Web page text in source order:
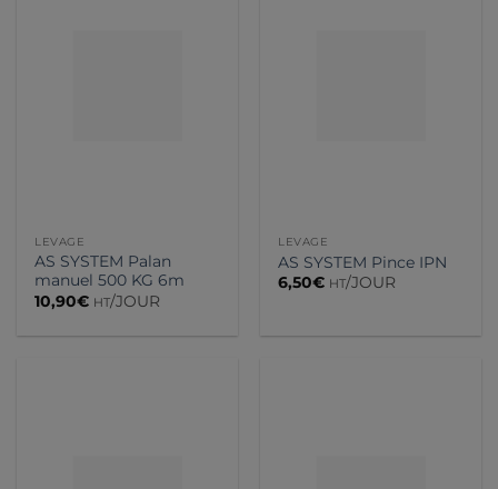
LEVAGE
AS SYSTEM Palan
manuel 500 KG 6m
10,90€ HT/JOUR
LEVAGE
AS SYSTEM Pince IPN
6,50€ HT/JOUR